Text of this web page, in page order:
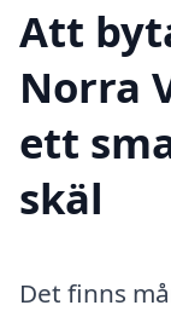
Att
Norra
ett
skäl
Det finns